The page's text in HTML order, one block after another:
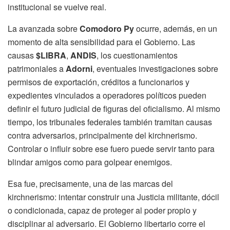
institucional se vuelve real.
La avanzada sobreComodoro Pyocurre, además, en un
momento de alta sensibilidad para el Gobierno. Las
causas$LIBRA, ANDIS, los cuestionamientos
patrimoniales aAdorni, eventuales investigaciones sobre
permisos de exportación, créditos a funcionarios y
expedientes vinculados a operadores políticos pueden
definir el futuro judicial de figuras del oficialismo. Al mismo
tiempo, los tribunales federales también tramitan causas
contra adversarios, principalmente del kirchnerismo.
Controlar o influir sobre ese fuero puede servir tanto para
blindar amigos como para golpear enemigos.
Esa fue, precisamente, una de las marcas del
kirchnerismo: intentar construir una Justicia militante, dócil
o condicionada, capaz de proteger al poder propio y
disciplinar al adversario. El Gobierno libertario corre el